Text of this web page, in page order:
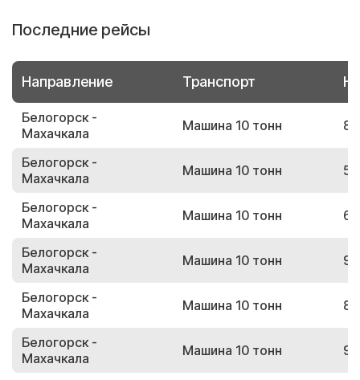
Последние рейсы
Направление Транспорт
Белогорск -
Махачкала
Машина 10 тонн
Белогорск -
Махачкала
Машина 10 тонн
Белогорск -
Махачкала
Машина 10 тонн
Белогорск -
Махачкала
Машина 10 тонн
Белогорск -
Махачкала
Машина 10 тонн
Белогорск -
Махачкала
Машина 10 тонн